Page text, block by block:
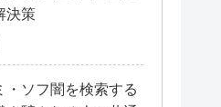
決策
・ソフ闇を検索する